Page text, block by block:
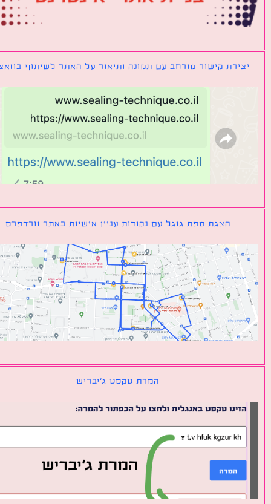
קישור מורחב עם תמונה ותיאור על האתר לשיתוף בוואצאפ
הצגת מפת גוגל עם נקודות עניין אישיות באתר וורדפרס
המרת טקסט ג׳יבריש